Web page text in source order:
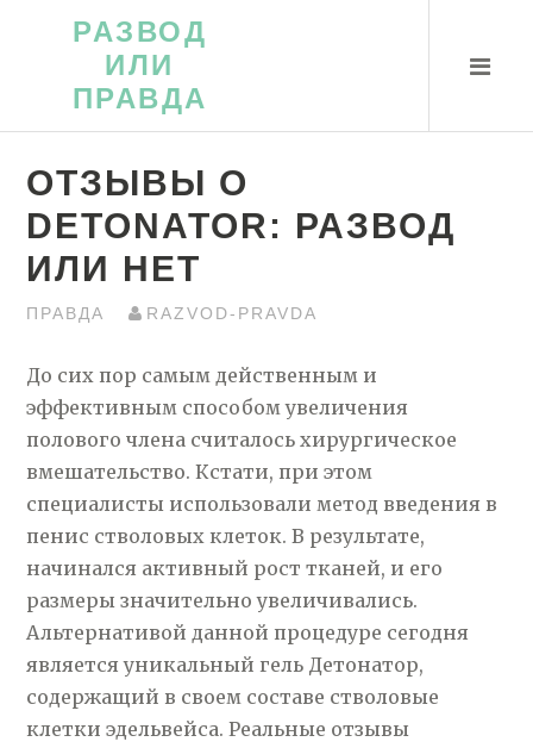
РАЗВОД
ИЛИ
ПРАВДА
ОТЗЫВЫ О
DETONATOR: РАЗВОД
ИЛИ НЕТ
ПРАВДА RAZVOD-PRAVDA
До сих пор самым действенным и
эффективным способом увеличения
полового члена считалось хирургическое
вмешательство. Кстати, при этом
специалисты использовали метод введения в
пенис стволовых клеток. В результате,
начинался активный рост тканей, и его
размеры значительно увеличивались.
Альтернативой данной процедуре сегодня
является уникальный гель Детонатор,
содержащий в своем составе стволовые
клетки эдельвейса. Реальные отзывы